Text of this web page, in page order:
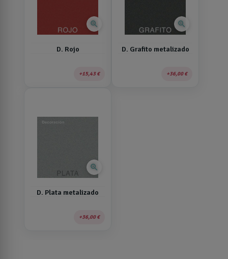
zoom_in
D. Rojo
15,43 €
zoom_in
D. Grafito metalizado
36,00 €
zoom_in
D. Plata metalizado
36,00 €